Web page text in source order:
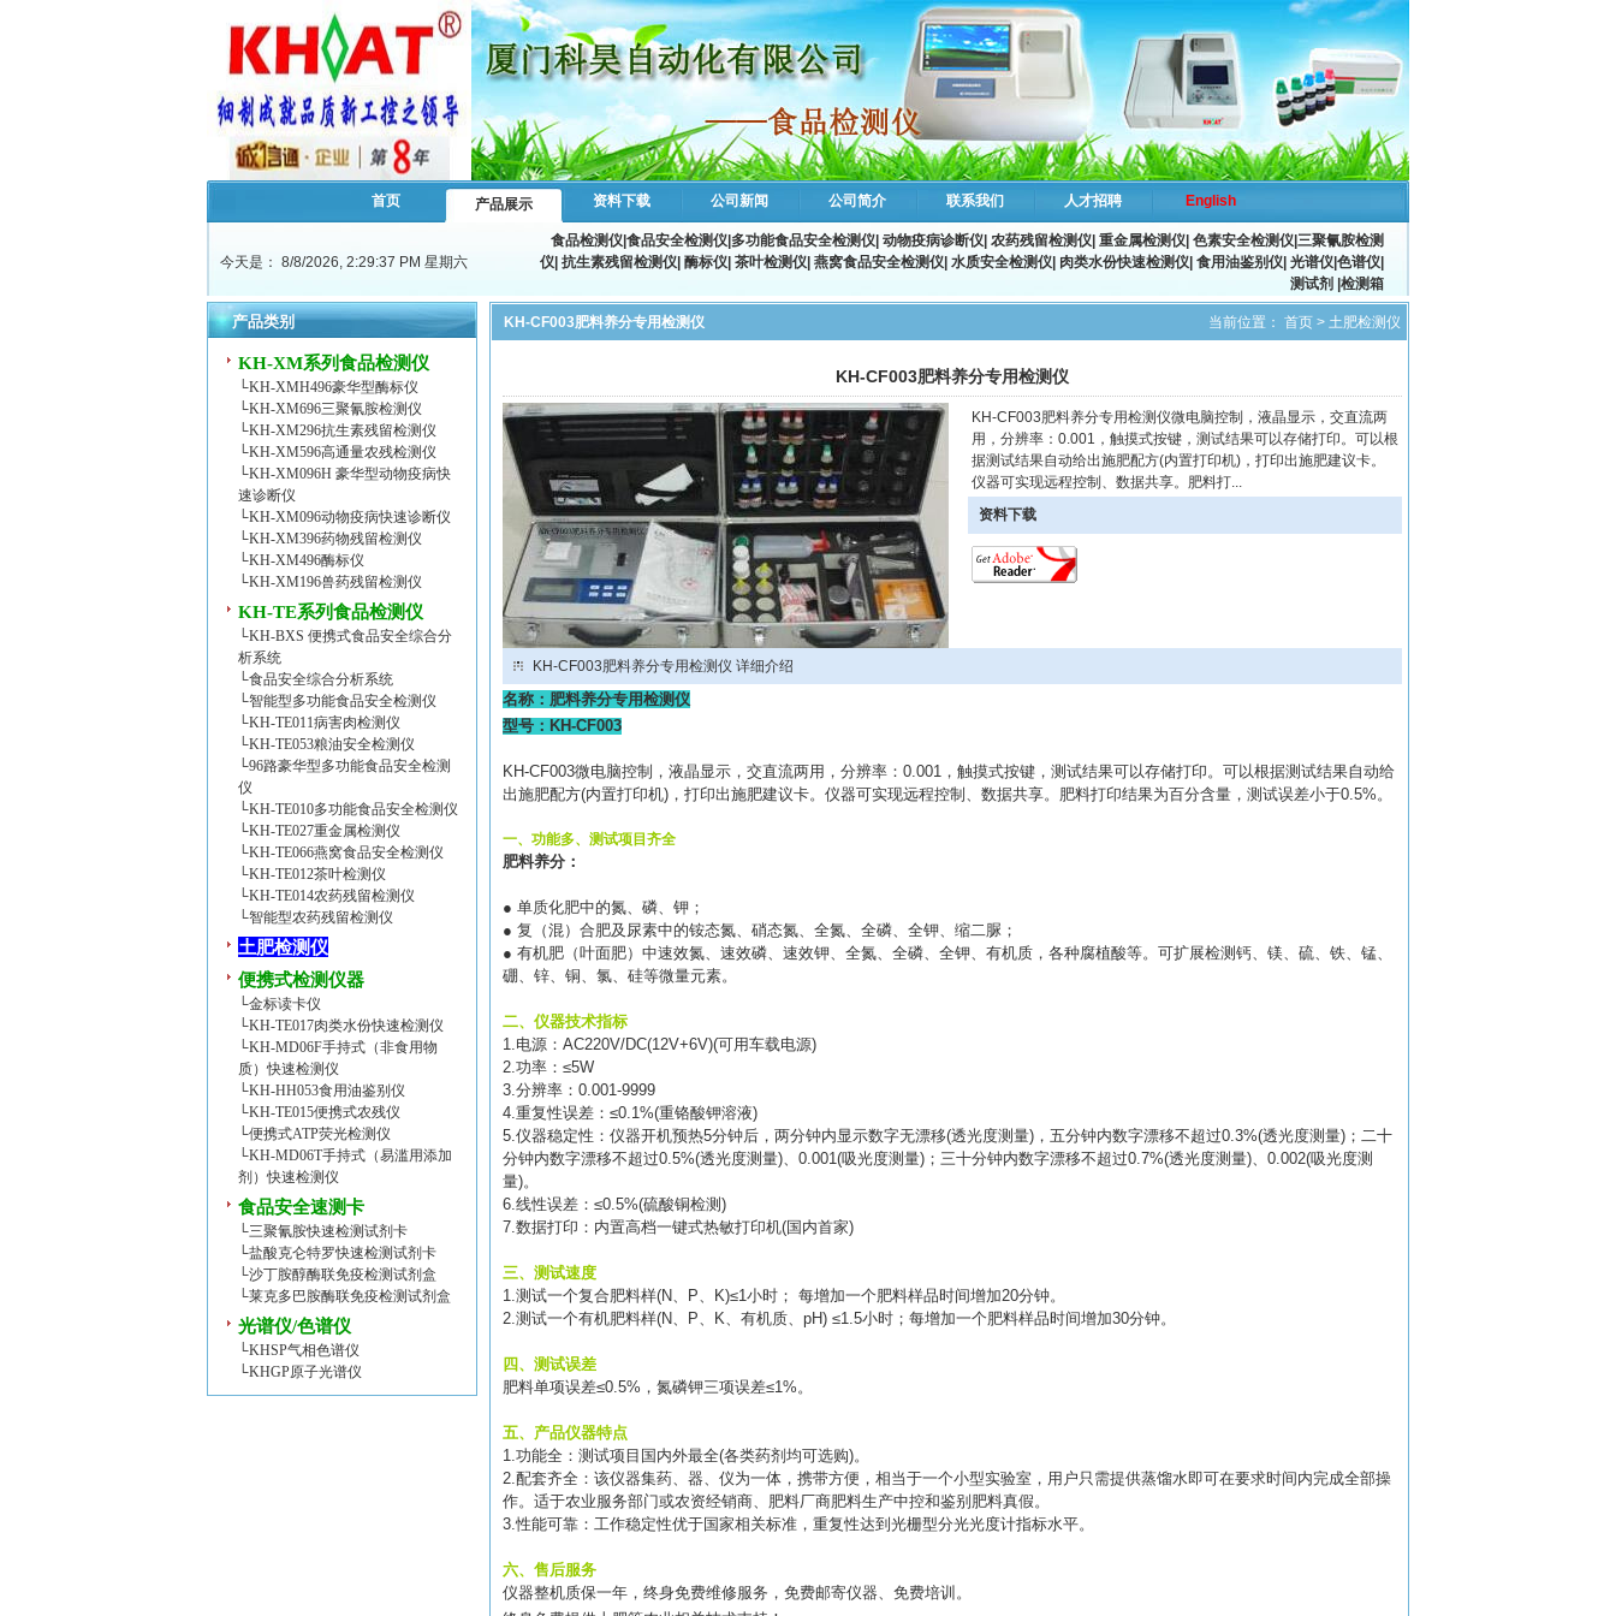
首页 产品展示 资料下载 公司新闻 公司简介 联系我们 人才招聘 English
今天是： 8/8/2026, 2:29:38 PM 星期六
食品检测仪 食品安全检测仪 多功能食品安全检测仪 动物疫病诊断仪 农药残留检测仪 重金属检测仪 色素安全检测仪 三聚氰胺检测
仪 抗生素残留检测仪 酶标仪 茶叶检测仪 燕窝食品安全检测仪 水质安全检测仪 肉类水份快速检测仪| 食用油鉴别仪 光谱仪 色谱仪
测试剂 |检测箱
产品类别
KH-XM系列食品检测仪
└KH-XMH496豪华型酶标仪
└KH-XM696三聚氰胺检测仪
└KH-XM296抗生素残留检测仪
└KH-XM596高通量农残检测仪
└KH-XM096H 豪华型动物疫病快
速诊断仪
└KH-XM096动物疫病快速诊断仪
└KH-XM396药物残留检测仪
└KH-XM496酶标仪
└KH-XM196兽药残留检测仪
KH-TE系列食品检测仪
└KH-BXS 便携式食品安全综合分
析系统
└食品安全综合分析系统
└智能型多功能食品安全检测仪
└KH-TE011病害肉检测仪
└KH-TE053粮油安全检测仪
└96路豪华型多功能食品安全检测
仪
└KH-TE010多功能食品安全检测仪
└KH-TE027重金属检测仪
└KH-TE066燕窝食品安全检测仪
└KH-TE012茶叶检测仪
└KH-TE014农药残留检测仪
└智能型农药残留检测仪
土肥检测仪
便携式检测仪器
└金标读卡仪
└KH-TE017肉类水份快速检测仪
└KH-MD06F手持式（非食用物
质）快速检测仪
└KH-HH053食用油鉴别仪
└KH-TE015便携式农残仪
└便携式ATP荧光检测仪
└KH-MD06T手持式（易滥用添加
剂）快速检测仪
食品安全速测卡
└三聚氰胺快速检测试剂卡
└盐酸克仑特罗快速检测试剂卡
└沙丁胺醇酶联免疫检测试剂盒
└莱克多巴胺酶联免疫检测试剂盒
光谱仪/色谱仪
└KHSP气相色谱仪
└KHGP原子光谱仪
当前位置： 首页 > 土肥检测仪
KH-CF003肥料养分专用检测仪
KH-CF003肥料养分专用检测仪
KH-CF003肥料养分专用检测仪微电脑控制，液晶显示，交直流两
用，分辨率：0.001，触摸式按键，测试结果可以存储打印。可以根
据测试结果自动给出施肥配方(内置打印机)，打印出施肥建议卡。
仪器可实现远程控制、数据共享。肥料打...
资料下载
KH-CF003肥料养分专用检测仪 详细介绍
名称：肥料养分专用检测仪
型号： KH-CF003
KH-CF003微电脑控制，液晶显示，交直流两用，分辨率： 0.001 ，触摸式按键，测试结果可以存储打印。可以根据测试结果自动给
出施肥配方(内置打印机) ，打印出施肥建议卡。仪器可实现远程控制、数据共享。肥料打印结果为百分含量，测试误差小于0.5%。
一、功能多、测试项目齐全
肥料养分：
● 单质化肥中的氮、磷、钾；
● 复（混）合肥及尿素中的铵态氮、硝态氮、全氮、全磷、全钾、缩二脲；
● 有机肥（叶面肥）中速效氮、速效磷、速效钾、全氮、全磷、全钾、有机质，各种腐植酸等。可扩展检测钙、镁、硫、铁、锰、
硼、锌、铜、氯、硅等微量元素。
二、仪器技术指标
1.电源： AC220V/DC(12V+6V)(可用车载电源)
2.功率： ≤5W
3.分辨率： 0.001-9999
4.重复性误差： ≤0.1%(重铬酸钾溶液)
5.仪器稳定性：仪器开机预热5分钟后，两分钟内显示数字无漂移(透光度测量) ，五分钟内数字漂移不超过0.3%(透光度测量) ；二十
分钟内数字漂移不超过0.5%(透光度测量)、 0.001(吸光度测量) ；三十分钟内数字漂移不超过0.7%(透光度测量)、 0.002(吸光度测
量)。
6.线性误差： ≤0.5%(硫酸铜检测 )
7.数据打印：内置高档一键式热敏打印机(国内首家)
三、测试速度
1.测试一个复合肥料样(N、 P、 K)≤1小时； 每增加一个肥料样品时间增加20分钟。
2.测试一个有机肥料样(N、 P、 K、有机质、 pH) ≤1.5小时；每增加一个肥料样品时间增加30分钟。
四、测试误差
肥料单项误差≤0.5% ，氮磷钾三项误差≤1%。
五、产品仪器特点
1.功能全：测试项目国内外最全(各类药剂均可选购)。
2.配套齐全：该仪器集药、器、仪为一体，携带方便，相当于一个小型实验室，用户只需提供蒸馏水即可在要求时间内完成全部操
作。适于农业服务部门或农资经销商、肥料厂商肥料生产中控和鉴别肥料真假。
3.性能可靠：工作稳定性优于国家相关标准，重复性达到光栅型分光光度计指标水平。
六、售后服务
仪器整机质保一年，终身免费维修服务，免费邮寄仪器、免费培训。